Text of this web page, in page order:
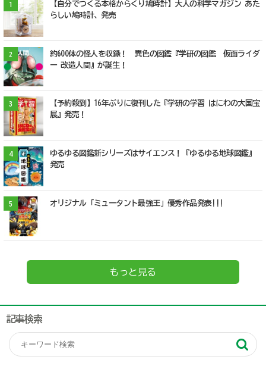
1
【自分でつくる本格からくり鳩時計】大人の科学マガジン あた
らしい鳩時計、発売
2
約600体の怪人を収録！ 異色の図鑑『学研の図鑑 仮面ライダ
ー 改造人間』が誕生！
3
【予約殺到】16年ぶりに復刊した『学研の学習 はにわの大国宝
展』発売！
4
ゆるゆる図鑑新シリーズはサイエンス！『ゆるゆる地球図鑑』
発売
5 オリジナル「ミュータント最強王」優秀作品発表!!!
もっと見る
記事検索